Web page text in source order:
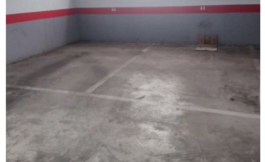
15m²
Venda - Garaig - Nou
Garajes en la calle San Antoni Abad, tenemos garajes a 4.
500. -€ y trasteros que van desde los 1500. -e a los 2. 000.
-€ dependiendo del tamaño.